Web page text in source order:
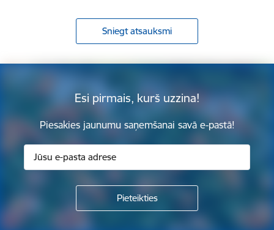
Sniegt atsauksmi
Esi pirmais, kurš uzzina!
Piesakies jaunumu saņemšanai savā e-pastā!